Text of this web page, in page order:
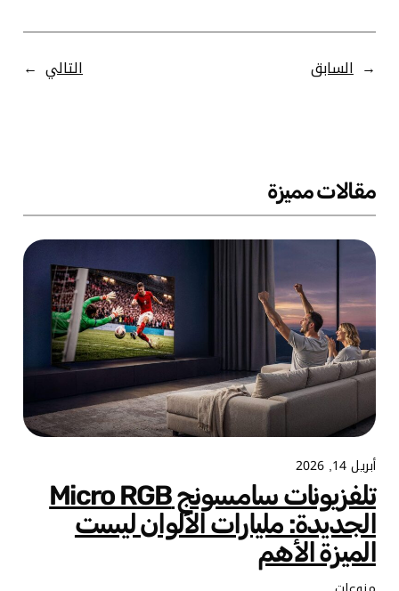
← السابق التالي →
مقالات مميزة
أبريل 14, 2026
تلفزيونات سامسونج Micro RGB
الجديدة: مليارات الألوان ليست
الميزة الأهم